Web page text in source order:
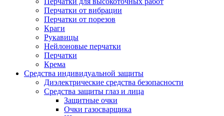
Перчатки от вибрации
Перчатки от порезов
Краги
Рукавицы
Нейлоновые перчатки
Перчатки
Крема
Средства индивидуальной защиты
Диэлектрические средства безопасности
Средства защиты глаз и лица
Защитные очки
Очки газосварщика